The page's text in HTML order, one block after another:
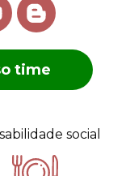
time
social